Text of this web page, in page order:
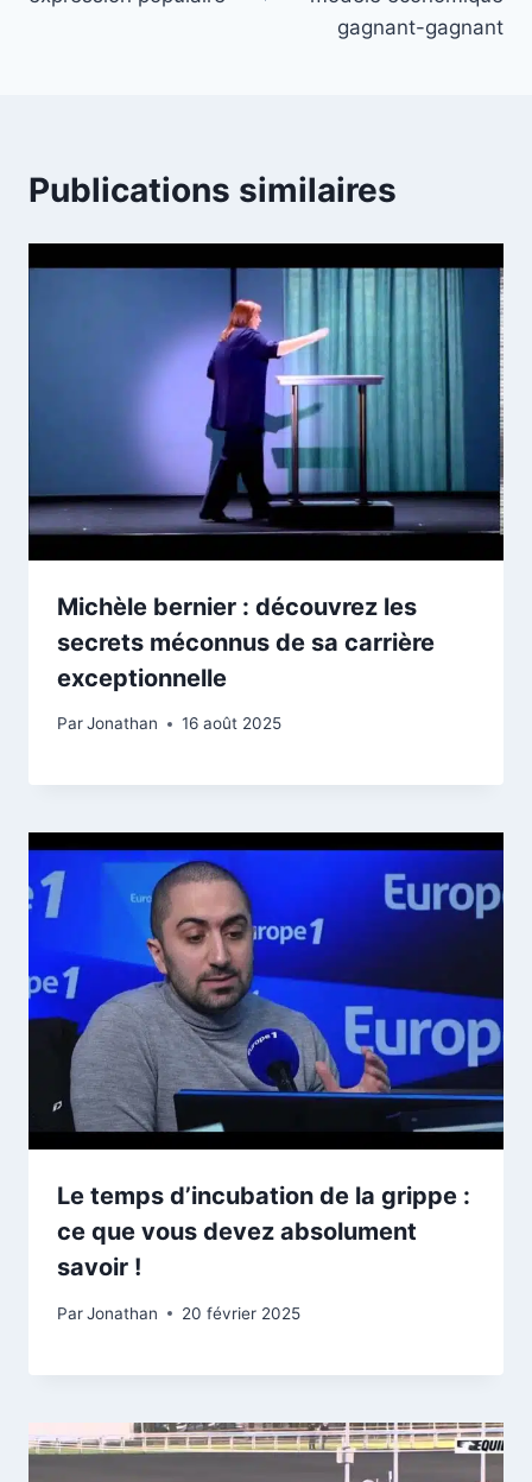
gagnant-gagnant
Publications similaires
Michèle bernier : découvrez les
secrets méconnus de sa carrière
exceptionnelle
ParJonathan 16 août 2025
Le temps d’incubation de la grippe :
ce que vous devez absolument
savoir !
ParJonathan 20 février 2025